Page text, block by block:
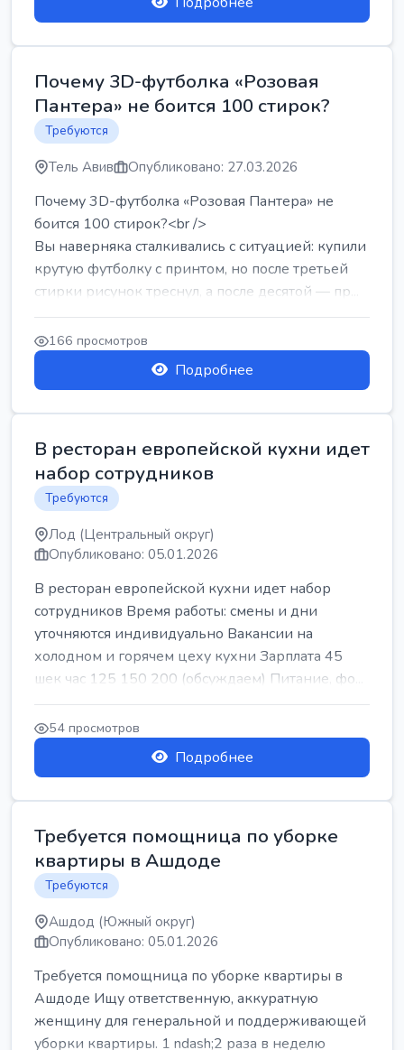
Почему 3D-футболка «Розовая
Пантера» не боится 100 стирок?
Требуются
Тель Авив Опубликовано: 27.03.2026
Почему 3D-футболка «Розовая Пантера» не
боится 100 стирок?<br />
Вы наверняка сталкивались с ситуацией: купили
крутую футболку с принтом, но после третьей
стирки рисунок треснул, а после десятой — пр...
166 просмотров
Подробнее
В ресторан европейской кухни идет
набор сотрудников
Требуются
Лод (Центральный округ)
Опубликовано: 05.01.2026
В ресторан европейской кухни идет набор
сотрудников Время работы: смены и дни
уточняются индивидуально Вакансии на
холодном и горячем цеху кухни Зарплата 45
шек час 125 150 200 (обсуждаем) Питание, фо...
54 просмотров
Подробнее
Требуется помощница по уборке
квартиры в Ашдоде
Требуются
Ашдод (Южный округ)
Опубликовано: 05.01.2026
Требуется помощница по уборке квартиры в
Ашдоде Ищу ответственную, аккуратную
женщину для генеральной и поддерживающей
уборки квартиры. 1 ndash;2 раза в неделю